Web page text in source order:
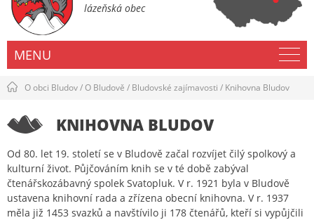
lázeňská obec
MENU
O obci Bludov/O Bludově / Bludovské zajímavosti / Knihovna Bludov
KNIHOVNA BLUDOV
Od 80. let 19. století se v Bludově začal rozvíjet čilý spolkový a
kulturní život. Půjčováním knih se v té době zabýval
čtenářskozábavný spolek Svatopluk. V r. 1921 byla v Bludově
ustavena knihovní rada a zřízena obecní knihovna. V r. 1937
měla již 1453 svazků a navštívilo ji 178 čtenářů, kteří si vypůjčili